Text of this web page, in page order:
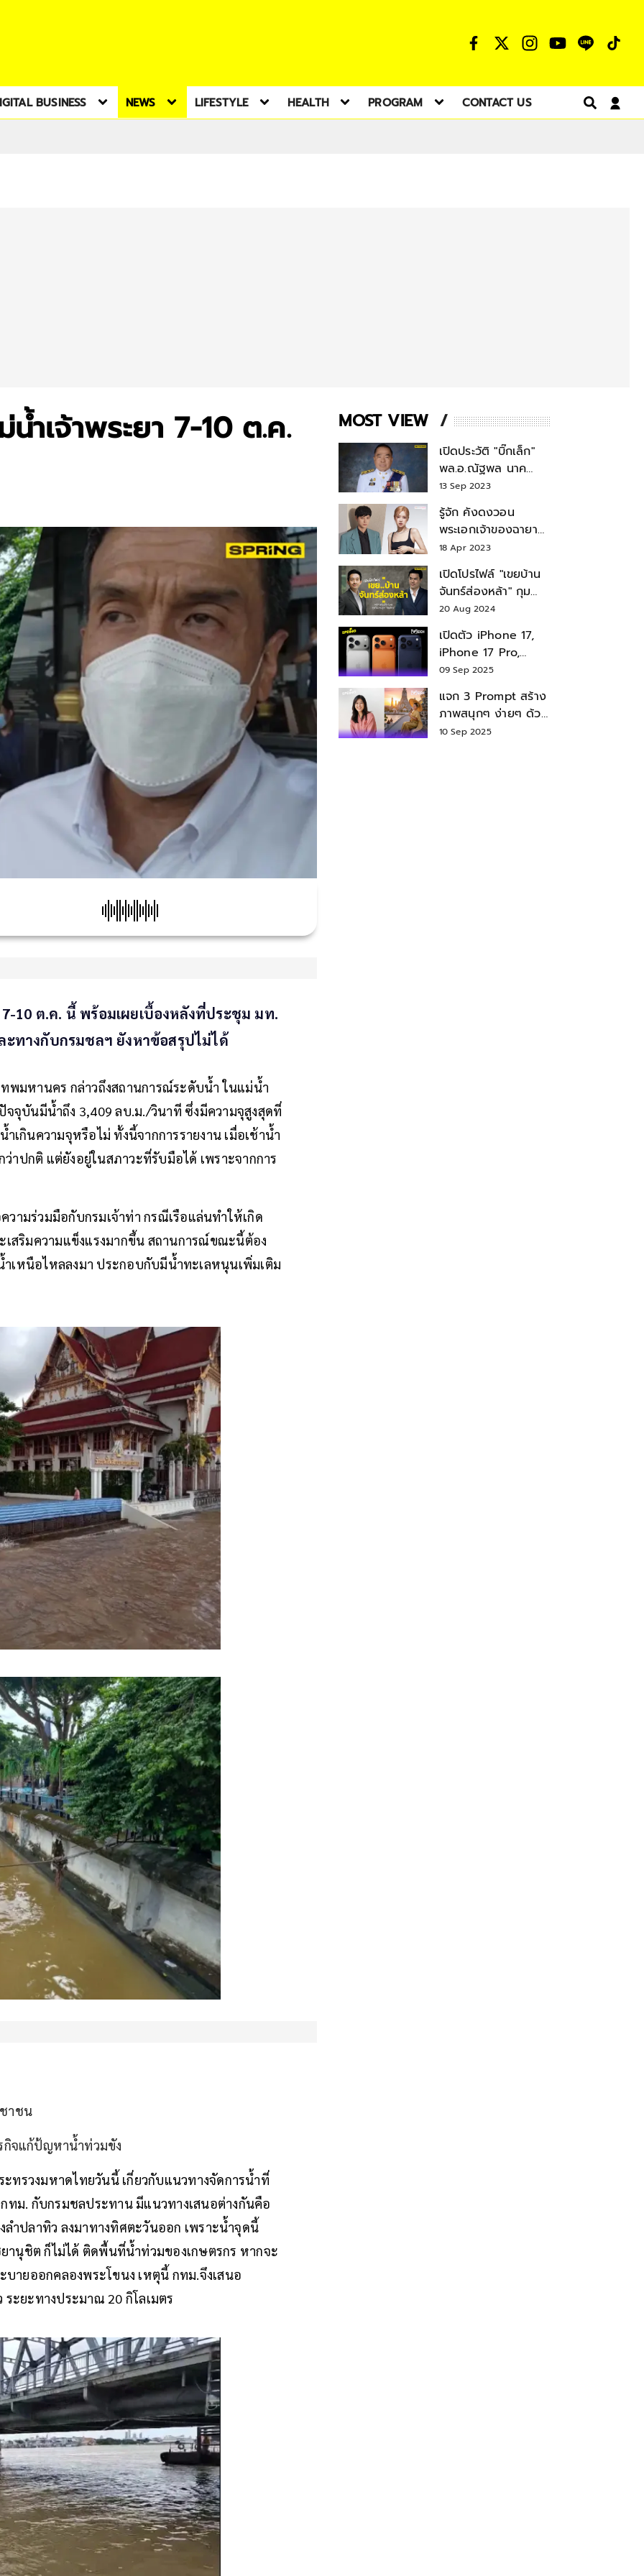
BUSINESS NEWS LIFESTYLE HEALTH PROGRAM CONTACT US
ำเจ้าพระยา 7-10 ต.ค.
10 ต.ค. นี้ พร้อมเผยเบื้องหลังที่ประชุม มท.
ทางกับกรมชลฯ ยังหาข้อสรุปไม่ได้
ทพมหานคร กล่าวถึงสถานการณ์ระดับน้ำ ในแม่น้ำ
จุบันมีน้ำถึง 3,409 ลบ.ม./วินาที ซึ่งมีความจุสูงสุดที่
เกินความจุหรือไม่ ทั้งนี้จากการรายงาน เมื่อเช้าน้ำ
าปกติ แต่ยังอยู่ในสภาวะที่รับมือได้ เพราะจากการ
วามร่วมมือกับกรมเจ้าท่า กรณีเรือแล่นทำให้เกิด
สริมความแข็งแรงมากขึ้น สถานการณ์ขณะนี้ต้อง
ำเหนือไหลลงมา ประกอบกับมีน้ำทะเลหนุนเพิ่มเติม
าชน
กิจแก้ป้ญหาน้ำท่วมขัง
ทรวงมหาดไทยวันนี้ เกี่ยวกับแนวทางจัดการน้ำที่
ทม. กับกรมชลประทาน มีแนวทางเสนอต่างกันคือ
ำปลาทิว ลงมาทางทิศตะวันออก เพราะน้ำจุดนี้
านุชิต ก็ไม่ได้ ติดพื้นที่น้ำท่วมของเกษตรกร หากจะ
บายออกคลองพระโขนง เหตุนี้ กทม.จึงเสนอ
ะยะทางประมาณ 20 กิโลเมตร
MOST VIEW
เปิดประวัติ "บิ๊กเล็ก"
พล.อ.ณัฐพล นาค
พาณิชย์ จากเลขาฯ
สมช.-เลขาฯ
รมว.กลาโหม
13 Sep 2023
รู้จัก คังดงวอน
พระเอกเจ้าของฉายา
สมบัติแห่งชาติ หลังมี
18 Apr 2023
เปิดโปรไฟล์ "เขยบ้าน
จันทร์ส่องหล้า" กุม
บังเหียนธุรกิจตระกูล
"ชินวัตร"
20 Aug 2024
เปิดตัว iPhone 17,
iPhone 17 Pro,
iPhone 17 Air สเปค
09 Sep 2025
แจก 3 Prompt สร้าง
ภาพสนุกๆ ง่ายๆ ด้วย
Nano Banana ใน
10 Sep 2025